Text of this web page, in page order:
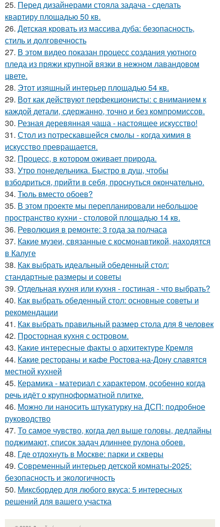
25. Перед дизайнерами стояла задача - сделать
квартиру площадью 50 кв.
26. Детская кровать из массива дуба: безопасность,
стиль и долговечность
27. В этом видео показан процесс создания уютного
пледа из пряжи крупной вязки в нежном лавандовом
цвете.
28. Этот изящный интерьер площадью 54 кв.
29. Вот как действуют перфекционисты: с вниманием к
каждой детали, сдержанно, точно и без компромиссов.
30. Резная деревянная чаша - настоящее искусство!
31. Стол из потрескавшейся смолы - когда химия в
искусство превращается.
32. Процесс, в котором оживает природа.
33. Утро понедельника. Быстро в душ, чтобы
взбодриться, прийти в себя, проснуться окончательно.
34. Тюль вместо обоев?
35. В этом проекте мы перепланировали небольшое
пространство кухни - столовой площадью 14 кв.
36. Революция в ремонте: 3 года за полчаса
37. Какие музеи, связанные с космонавтикой, находятся
в Калуге
38. Как выбрать идеальный обеденный стол:
стандартные размеры и советы
39. Отдельная кухня или кухня - гостиная - что выбрать?
40. Как выбрать обеденный стол: основные советы и
рекомендации
41. Как выбрать правильный размер стола для 8 человек
42. Просторная кухня с островом.
43. Какие интересные факты о архитектуре Кремля
44. Какие рестораны и кафе Ростова-на-Дону славятся
местной кухней
45. Керамика - материал с характером, особенно когда
речь идёт о крупноформатной плитке.
46. Можно ли наносить штукатурку на ДСП: подробное
руководство
47. То самое чувство, когда дел выше головы, дедлайны
поджимают, список задач длиннее рулона обоев.
48. Где отдохнуть в Москве: парки и скверы
49. Современный интерьер детской комнаты-2025:
безопасность и экологичность
50. Миксбордер для любого вкуса: 5 интересных
решений для вашего участка